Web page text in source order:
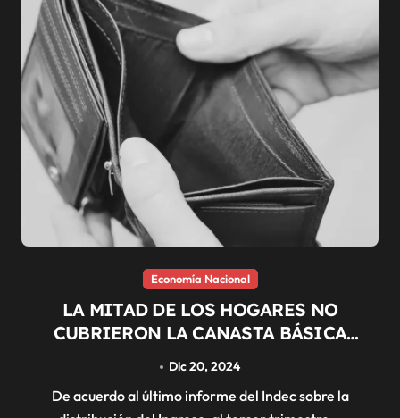
Economía Nacional
LA MITAD DE LOS HOGARES NO
CUBRIERON LA CANASTA BÁSICA
SEGÚN EL INDEC
Dic 20, 2024
De acuerdo al último informe del Indec sobre la